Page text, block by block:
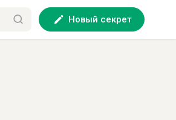
Новый секрет